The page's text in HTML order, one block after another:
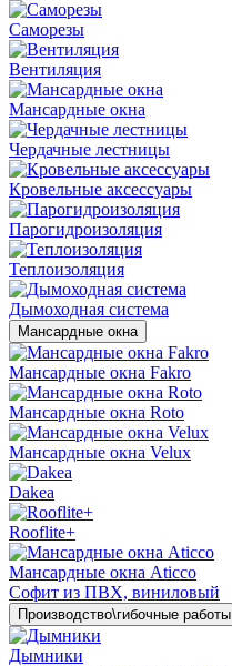
Саморезы
Вентиляция
Мансардные окна
Чердачные лестницы
Кровельные аксессуары
Парогидроизоляция
Теплоизоляция
Дымоходная система
Мансардные окна
Мансардные окна Fakro
Мансардные окна Roto
Мансардные окна Velux
Dakea
Rooflite+
Мансардные окна Aticco
Софит из ПВХ, виниловый
Производство\гибочные работы
Дымники